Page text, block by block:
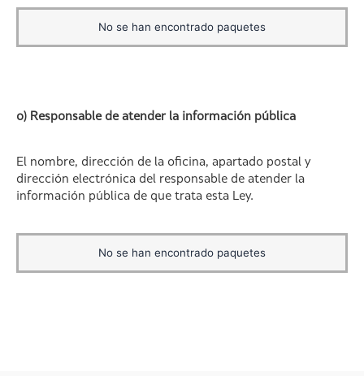
No se han encontrado paquetes
o) Responsable de atender la información pública
El nombre, dirección de la oficina, apartado postal y
dirección electrónica del responsable de atender la
información pública de que trata esta Ley.
No se han encontrado paquetes